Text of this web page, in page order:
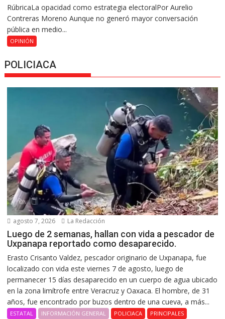
RúbricaLa opacidad como estrategia electoralPor Aurelio
Contreras Moreno Aunque no generó mayor conversación
pública en medio...
OPINIÓN
POLICIACA
agosto 7, 2026 La Redacción
Luego de 2 semanas, hallan con vida a pescador de
Uxpanapa reportado como desaparecido.
Erasto Crisanto Valdez, pescador originario de Uxpanapa, fue
localizado con vida este viernes 7 de agosto, luego de
permanecer 15 días desaparecido en un cuerpo de agua ubicado
en la zona limítrofe entre Veracruz y Oaxaca. El hombre, de 31
años, fue encontrado por buzos dentro de una cueva, a más...
ESTATAL INFORMACIÓN GENERAL POLICIACA PRINCIPALES